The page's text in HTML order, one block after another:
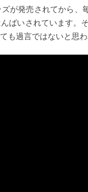
が発売されてから、
ばいされています。
も過言ではないと思わ